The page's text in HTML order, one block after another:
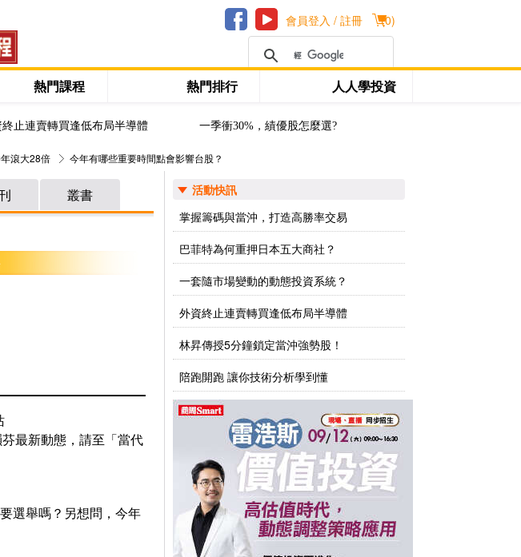
(0)
會員登入 / 註冊
熱門課程 熱門排行 人人學投資
終止連賣轉買逢低布局半導體 一季衝30%，績優股怎麼選?
滾大28倍 今年有哪些重要時間點會影響台股？
叢書
最新動態，請至「當代
選舉嗎？另想問，今年
活動快訊
掌握籌碼與當沖，打造高勝率交易
巴菲特為何重押日本五大商社？
一套隨市場變動的動態投資系統？
外資終止連賣轉買逢低布局半導體
林昇傳授5分鐘鎖定當沖強勢股！
陪跑開跑 讓你技術分析學到懂